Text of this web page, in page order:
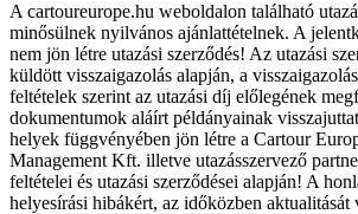
A cartoureurope.hu weboldalon található
minősülnek nyilvános ajánlattételnek. A
nem jön létre utazási szerződés! Az utazási
küldött visszaigazolás alapján, a
feltételek szerint az utazási díj előlegének
dokumentumok aláírt példányainak
helyek függvényében jön létre a Cartour
Management Kft. illetve utazásszervező
feltételei és utazási szerződései alapján! A
helyesírási hibákért, az időközben aktualitását